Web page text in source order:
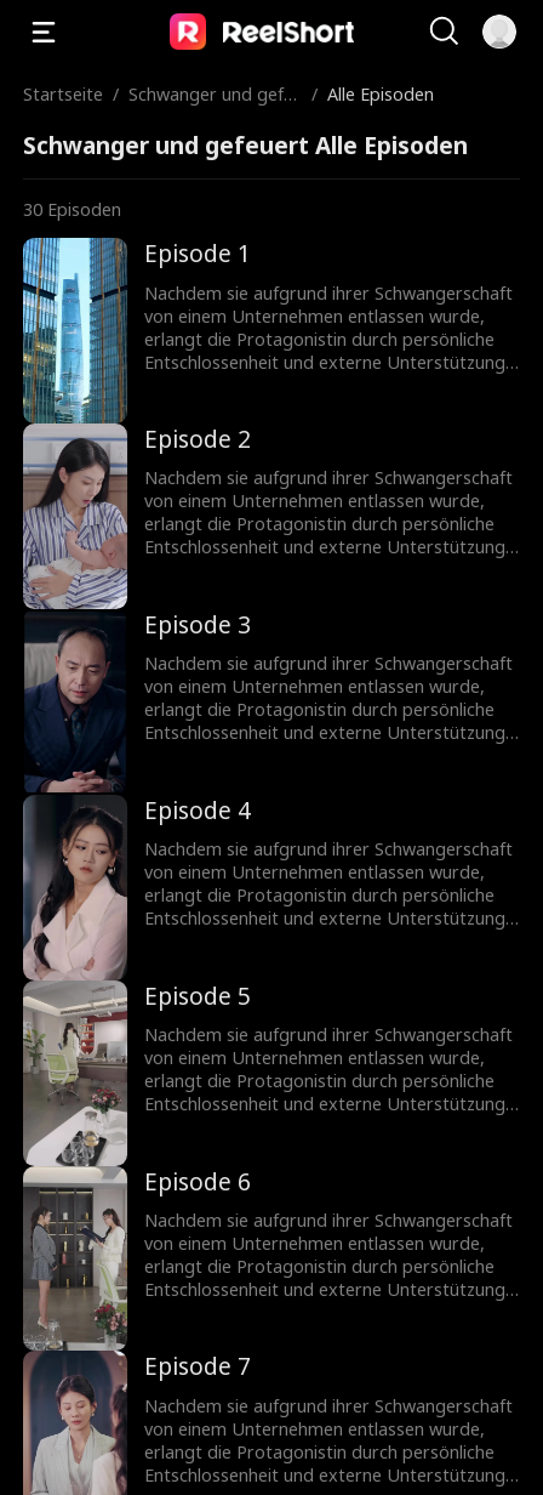
Startseite / Schwanger und gefe
/ Alle Episoden
Schwanger und gefeuert Alle Episoden
30 Episoden
Episode 1
Nachdem sie aufgrund ihrer Schwangerschaft
von einem Unternehmen entlassen wurde,
erlangt die Protagonistin durch persönliche
Entschlossenheit und externe Unterstützung
schließlich Versöhnungen mit Kollegen ihren
Werdegang. Letztendlich wird das
Unternehmen drei Monate später aufgrund
von Missmanagement in den Bankrott
gezwungen.
Episode 2
Nachdem sie aufgrund ihrer Schwangerschaft
von einem Unternehmen entlassen wurde,
erlangt die Protagonistin durch persönliche
Entschlossenheit und externe Unterstützung
schließlich Versöhnungen mit Kollegen ihren
Werdegang. Letztendlich wird das
Unternehmen drei Monate später aufgrund
von Missmanagement in den Bankrott
gezwungen.
Episode 3
Nachdem sie aufgrund ihrer Schwangerschaft
von einem Unternehmen entlassen wurde,
erlangt die Protagonistin durch persönliche
Entschlossenheit und externe Unterstützung
schließlich Versöhnungen mit Kollegen ihren
Werdegang. Letztendlich wird das
Unternehmen drei Monate später aufgrund
von Missmanagement in den Bankrott
gezwungen.
Episode 4
Nachdem sie aufgrund ihrer Schwangerschaft
von einem Unternehmen entlassen wurde,
erlangt die Protagonistin durch persönliche
Entschlossenheit und externe Unterstützung
schließlich Versöhnungen mit Kollegen ihren
Werdegang. Letztendlich wird das
Unternehmen drei Monate später aufgrund
von Missmanagement in den Bankrott
gezwungen.
Episode 5
Nachdem sie aufgrund ihrer Schwangerschaft
von einem Unternehmen entlassen wurde,
erlangt die Protagonistin durch persönliche
Entschlossenheit und externe Unterstützung
schließlich Versöhnungen mit Kollegen ihren
Werdegang. Letztendlich wird das
Unternehmen drei Monate später aufgrund
von Missmanagement in den Bankrott
gezwungen.
Episode 6
Nachdem sie aufgrund ihrer Schwangerschaft
von einem Unternehmen entlassen wurde,
erlangt die Protagonistin durch persönliche
Entschlossenheit und externe Unterstützung
schließlich Versöhnungen mit Kollegen ihren
Werdegang. Letztendlich wird das
Unternehmen drei Monate später aufgrund
von Missmanagement in den Bankrott
gezwungen.
Episode 7
Nachdem sie aufgrund ihrer Schwangerschaft
von einem Unternehmen entlassen wurde,
erlangt die Protagonistin durch persönliche
Entschlossenheit und externe Unterstützung